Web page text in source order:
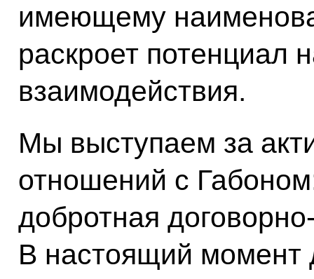
имеющему
раскроет потенциал
взаимодействия.
Мы выступаем за
отношений с
добротная
В настоящий момент